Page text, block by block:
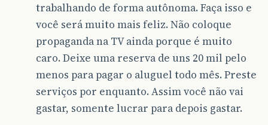
trabalhando de forma autônoma. Faça isso e
você será muito mais feliz. Não coloque
propaganda na TV ainda porque é muito
caro. Deixe uma reserva de uns 20 mil pelo
menos para pagar o aluguel todo mês. Preste
serviços por enquanto. Assim você não vai
gastar, somente lucrar para depois gastar.